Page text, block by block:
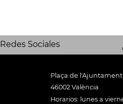
Redes Sociales
Plaça de l'Ajuntament
46002 València
Horarios: lunes a